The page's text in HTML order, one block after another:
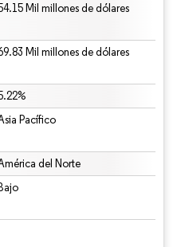
Mil millones de dólares
Mil millones de dólares
Pacífico
del Norte
Bajo